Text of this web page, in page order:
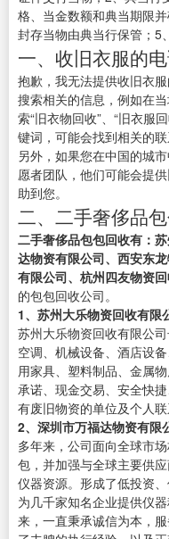
格、当金数额和典当期限
封存当物由典当行保管；5
一、收旧衣服的
抱歉，我无法提供收旧衣
搜索相关的信息，例如在
索“旧衣物回收”、“旧衣服
键词，可能会找到相关的联
另外，如果您在中国的城
愿者团队，他们可能会提
助到您。
二、二手奢侈品
二手奢侈品包包回收有：
达物资有限公司、西安东
有限公司、杭州四友物资
的包包回收公司。
1、苏州大乐物资回收有限
苏州大乐物资回收有限公
空调、机械设备、酒店设
用家具、塑料制品、金属
承诺、现金交易、安全快
有废旧物资的单位及个人联
2、深圳市万福达物资有限
多年来，公司面向全球市
包，并加强与全球主要供
仪器资源。形成了低投资
为几千家知名企业提供仪
来，一直秉承诚信为本，